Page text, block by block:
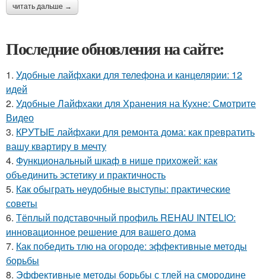
читать дальше →
Последние обновления на сайте:
1. Удобные лайфхаки для телефона и канцелярии: 12
идей
2. Удобные Лайфхаки для Хранения на Кухне: Смотрите
Видео
3. КРУТЫЕ лайфхаки для ремонта дома: как превратить
вашу квартиру в мечту
4. Функциональный шкаф в нише прихожей: как
объединить эстетику и практичность
5. Как обыграть неудобные выступы: практические
советы
6. Тёплый подставочный профиль REHAU INTELIO:
инновационное решение для вашего дома
7. Как победить тлю на огороде: эффективные методы
борьбы
8. Эффективные методы борьбы с тлей на смородине